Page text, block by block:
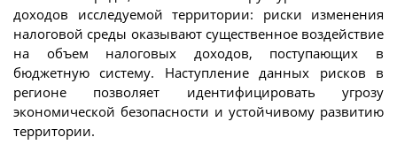
доходов исследуемой территории: риски изменения
налоговой среды оказывают существенное воздействие
на объем налоговых доходов, поступающих в
бюджетную систему. Наступление данных рисков в
регионе позволяет идентифицировать угрозу
экономической безопасности и устойчивому развитию
территории.